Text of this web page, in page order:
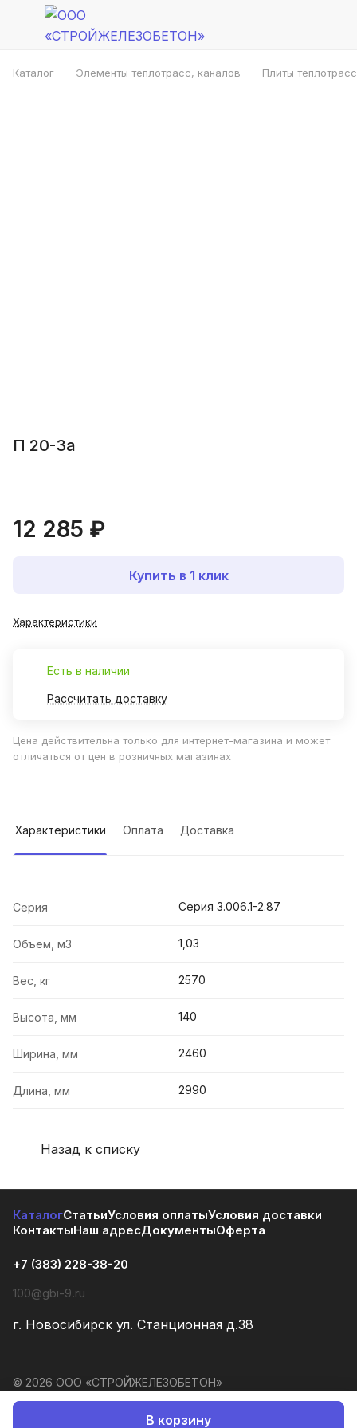
Каталог Элементы теплотрасс, каналов Плиты теплотрасс
П 20-3а
12 285 ₽
В корзину
Купить в 1 клик
Характеристики
Есть в наличии
Рассчитать доставку
Цена действительна только для интернет-магазина и может
отличаться от цен в розничных магазинах
Характеристики Оплата Доставка
Серия Серия 3.006.1-2.87
Объем, м3 1,03
Вес, кг 2570
Высота, мм 140
Ширина, мм 2460
Длина, мм 2990
Назад к списку
КаталогСтатьиУсловия оплатыУсловия доставки
КонтактыНаш адресДокументыОферта
+7 (383) 228-38-20
100@gbi-9.ru
г. Новосибирск ул. Станционная д.38
© 2026 ООО «СТРОЙЖЕЛЕЗОБЕТОН»